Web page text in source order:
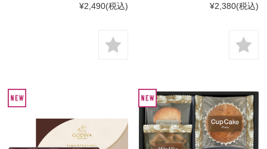
¥2,490(税込)
¥2,380(税込)